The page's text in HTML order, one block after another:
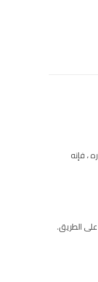
، فإنه
الطريق.